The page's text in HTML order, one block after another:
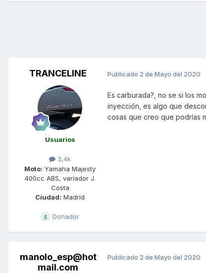
TRANCELINE
Usuarios
3,4k
Moto: Yamaha Majesty
400cc ABS, variador J.
Costa
Ciudad: Madrid
Donador
Publicado 2 de Mayo del 2020
Es carburada?, no se si los
inyección, es algo que
cosas que creo que podrías
manolo_esp@hot
mail.com
Publicado 2 de Mayo del 2020